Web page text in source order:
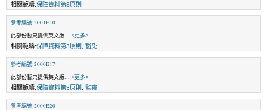
相關範疇:保障資料第3原則
參考編號:2001E10
此部份暫只提供英文版 ... <更多>
相關範疇:保障資料第3原則 豁免
參考編號:2000E17
此部份暫只提供英文版 ... <更多>
相關範疇:保障資料第3原則 監察
參考編號:2000E20